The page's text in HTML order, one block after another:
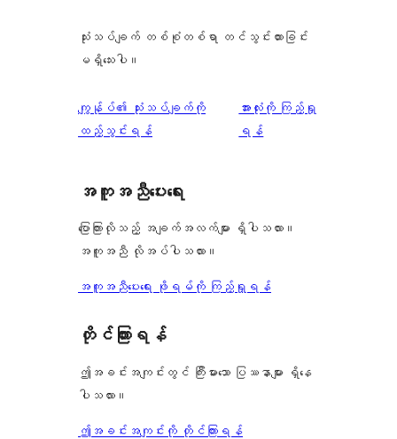
သုံးသပ်ချက် တစ်စုံတစ်ရာ တင်သွင်းထားခြင်း
မရှိသေးပါ။
ကျွန်ုပ်၏ သုံးသပ်ချက်ကို
ထည့်သွင်းရန်
သုံးသပ်
ချက်
အားလုံးကို ကြည့်ရှု
ရန်
အကူအညီပေးရေး
ပြောကြားလိုသည့် အချက်အလက်များ ရှိပါသလား။
အကူအညီ လိုအပ်ပါသလား။
အကူအညီပေးရေး ဖိုရမ်ကို ကြည့်ရှုရန်
တိုင်ကြားရန်
ဤအခင်းအကျင်းတွင် ကြီးမားသော ပြဿနာများ ရှိနေ
ပါသလား။
ဤအခင်းအကျင်းကို တိုင်ကြားရန်